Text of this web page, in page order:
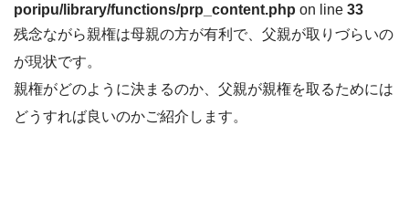
poripu/library/functions/prp_content.php on line 33
残念ながら親権は母親の方が有利で、父親が取りづらいの
が現状です。
親権がどのように決まるのか、父親が親権を取るためには
どうすれば良いのかご紹介します。